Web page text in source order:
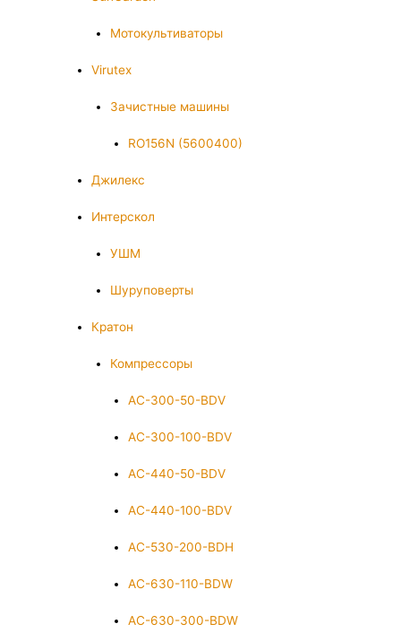
Мотокультиваторы
Virutex
Зачистные машины
RO156N (5600400)
Джилекс
Интерскол
УШМ
Шуруповерты
Кратон
Компрессоры
AC-300-50-BDV
AC-300-100-BDV
AC-440-50-BDV
AC-440-100-BDV
AC-530-200-BDH
AC-630-110-BDW
AC-630-300-BDW